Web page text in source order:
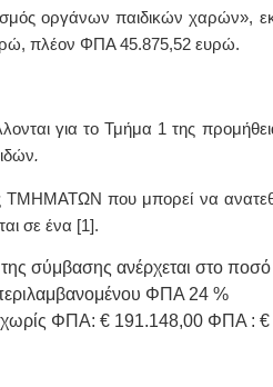
οργάνων παιδικών χαρών»,
πλέον ΦΠΑ 45.875,52 ευρώ.
για το Τμήμα 1 της
.
ΤΜΗΜΑΤΩΝ που μπορεί να
σε ένα [1].
της σύμβασης ανέρχεται στο
ΦΠΑ 24 %
χωρίς ΦΠΑ: € 191.148,00 ΦΠΑ : €